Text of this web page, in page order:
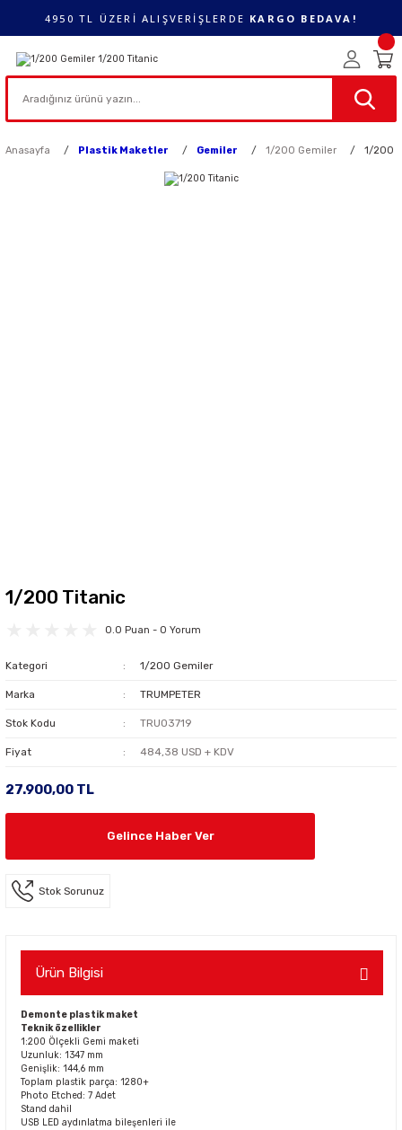
4950 TL ÜZERİ ALIŞVERİŞLERDE KARGO BEDAVA!
Anasayfa Plastik Maketler Gemiler 1/200 Gemiler 1/200
1/200 Titanic
0.0 Puan - 0 Yorum
Kategori 1/200 Gemiler
Marka TRUMPETER
Stok Kodu TRU03719
Fiyat 484,38 USD + KDV
27.900,00 TL
Gelince Haber Ver
Stok Sorunuz
Ürün Bilgisi
Demonte plastik maket
Teknik özellikler
1:200 Ölçekli Gemi maketi
Uzunluk: 1347 mm
Genişlik: 144,6 mm
Toplam plastik parça: 1280+
Photo Etched: 7 Adet
Stand dahil
USB LED aydınlatma bileşenleri ile